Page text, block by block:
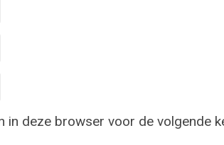
in deze browser voor de volgende